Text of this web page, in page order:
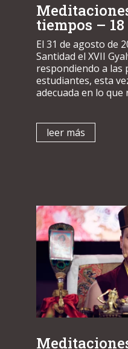
tiempos – 18
El 31 de agosto de
Santidad el XVII
respondiendo a las
estudiantes, esta
adecuada en lo que
leer más